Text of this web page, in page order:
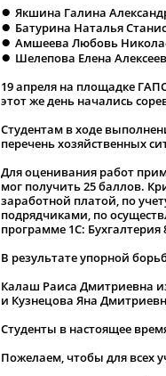
● Якшина Галина
● Батурина Наталья
● Амшеева Любовь
● Шелепова Елена
19 апреля на площадке
этот же день начались
Студентам в ходе
перечень хозяйственных
Для оценивания работ
мог получить 25 баллов.
заработной платой, по
подрядчиками, по
программе 1С:
В результате упорной
Калаш Раиса Дмитриевна
и Кузнецова Яна
Студенты в настоящее
Пожелаем, чтобы для всех